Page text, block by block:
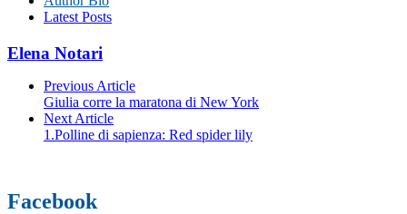
Latest Posts
Elena Notari
Previous Article
Giulia corre la maratona di New York
Next Article
1.Polline di sapienza: Red spider lily
Facebook